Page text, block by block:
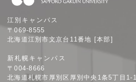
幌
学
大
学
江別キャンパス
〒069-8555
北海道江別市文京台11番地 [本部]
新札幌キャンパス
〒004-8666
北海道札幌市厚別区厚別中央1条5丁目1-1